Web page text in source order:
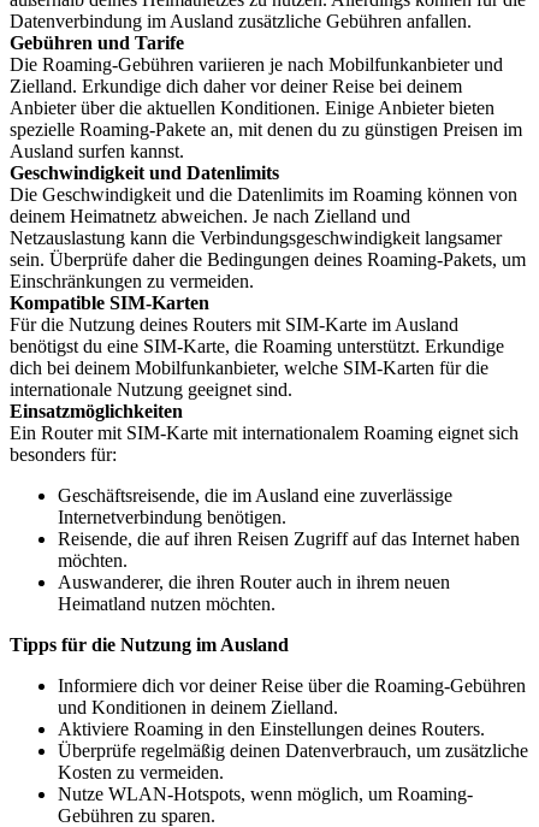
Datenverbindung im Ausland zusätzliche Gebühren anfallen.
Gebühren und Tarife
Die Roaming-Gebühren variieren je nach Mobilfunkanbieter und
Zielland. Erkundige dich daher vor deiner Reise bei deinem
Anbieter über die aktuellen Konditionen. Einige Anbieter bieten
spezielle Roaming-Pakete an, mit denen du zu günstigen Preisen im
Ausland surfen kannst.
Geschwindigkeit und Datenlimits
Die Geschwindigkeit und die Datenlimits im Roaming können von
deinem Heimatnetz abweichen. Je nach Zielland und
Netzauslastung kann die Verbindungsgeschwindigkeit langsamer
sein. Überprüfe daher die Bedingungen deines Roaming-Pakets, um
Einschränkungen zu vermeiden.
Kompatible SIM-Karten
Für die Nutzung deines Routers mit SIM-Karte im Ausland
benötigst du eine SIM-Karte, die Roaming unterstützt. Erkundige
dich bei deinem Mobilfunkanbieter, welche SIM-Karten für die
internationale Nutzung geeignet sind.
Einsatzmöglichkeiten
Ein Router mit SIM-Karte mit internationalem Roaming eignet sich
besonders für:
Geschäftsreisende, die im Ausland eine zuverlässige
Internetverbindung benötigen.
Reisende, die auf ihren Reisen Zugriff auf das Internet haben
möchten.
Auswanderer, die ihren Router auch in ihrem neuen
Heimatland nutzen möchten.
Tipps für die Nutzung im Ausland
Informiere dich vor deiner Reise über die Roaming-Gebühren
und Konditionen in deinem Zielland.
Aktiviere Roaming in den Einstellungen deines Routers.
Überprüfe regelmäßig deinen Datenverbrauch, um zusätzliche
Kosten zu vermeiden.
Nutze WLAN-Hotspots, wenn möglich, um Roaming-
Gebühren zu sparen.